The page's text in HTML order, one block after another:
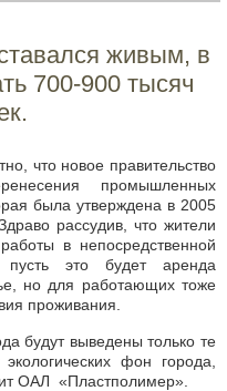
живым, в
700-900 тысяч
что новое правительство
промышленных
была утверждена в 2005
рассудив, что жители
в непосредственной
пусть это будет аренда
но для работающих тоже
проживания.
будут выведены только те
фон города,
ОАЛ «Пластполимер».